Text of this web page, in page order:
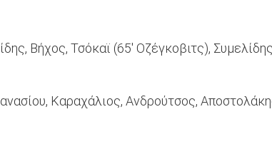
Βήχος, Τσόκαϊ (65' Οζέγκοβιτς),
Καραχάλιος, Ανδρούτσος,